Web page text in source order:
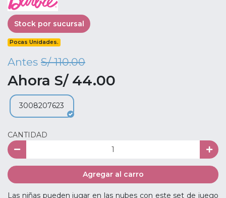
Stock por sucursal
Pocas Unidades.
Antes S/ 110.00
Ahora S/ 44.00
3008207623
CANTIDAD
Agregar al carro
Las niñas pueden jugar en las nubes con este set de juego